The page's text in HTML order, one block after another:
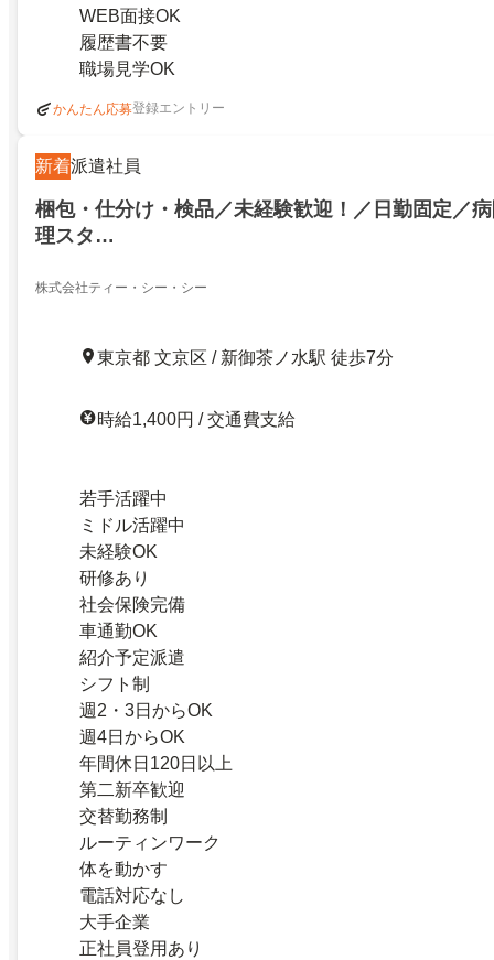
WEB面接OK
履歴書不要
職場見学OK
かんたん応募登録エントリー
新着派遣社員
梱包・仕分け・検品／未経験歓迎！／日勤固定／
理スタ…
株式会社ティー・シー・シー
東京都 文京区 / 新御茶ノ水駅 徒歩7分
時給1,400円 / 交通費支給
若手活躍中
ミドル活躍中
未経験OK
研修あり
社会保険完備
車通勤OK
紹介予定派遣
シフト制
週2・3日からOK
週4日からOK
年間休日120日以上
第二新卒歓迎
交替勤務制
ルーティンワーク
体を動かす
電話対応なし
大手企業
正社員登用あり